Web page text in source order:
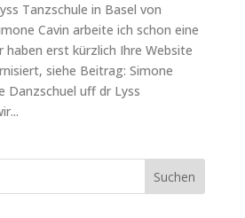
Tanzschule in Basel von
Cavin arbeite ich schon eine
haben erst kürzlich Ihre Website
siehe Beitrag: Simone
Danzschuel uff dr Lyss